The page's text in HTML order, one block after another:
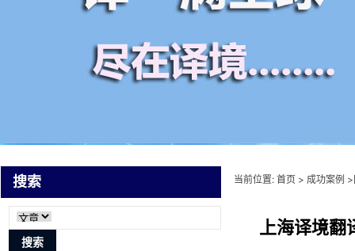
搜索 当前位置: 首页 > 成功案例 >
上海译境